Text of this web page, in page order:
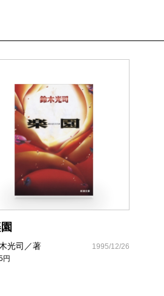
光司／著
円
1995/12/26